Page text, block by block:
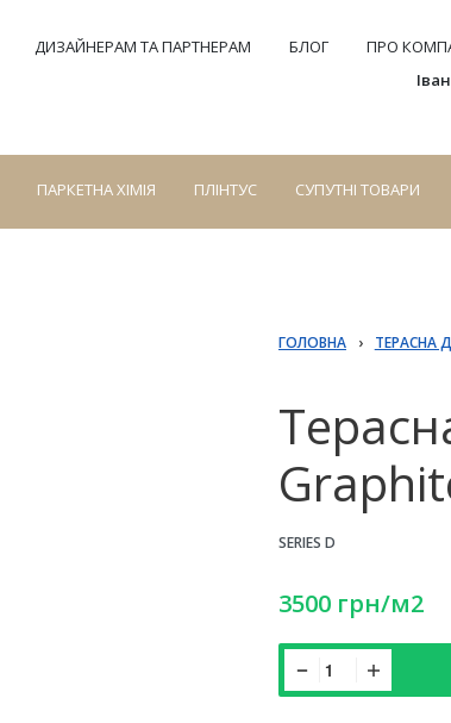
ДИЗАЙНЕРАМ ТА ПАРТНЕРАМ БЛОГ
ПРО
ПАРКЕТНА ХІМІЯ ПЛІНТУС СУПУТНІ ТОВАРИ
ГОЛОВНА › ТЕРАСНА
SERIES D
3500грн/м2